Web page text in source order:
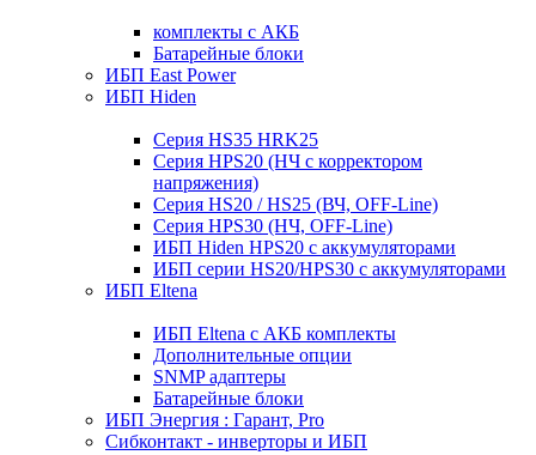
комплекты с АКБ
Батарейные блоки
ИБП East Power
ИБП Hiden
Серия HS35 HRK25
Серия HPS20 (НЧ с корректором
напряжения)
Серия HS20 / HS25 (ВЧ, OFF-Line)
Серия HPS30 (НЧ, OFF-Line)
ИБП Hiden HPS20 с аккумуляторами
ИБП серии HS20/HPS30 с аккумуляторами
ИБП Eltena
ИБП Eltena с АКБ комплекты
Дополнительные опции
SNMP адаптеры
Батарейные блоки
ИБП Энергия : Гарант, Pro
Сибконтакт - инверторы и ИБП